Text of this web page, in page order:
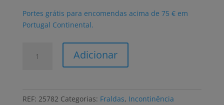
Portes grátis para encomendas acima de 75 € em
Portugal Continental.
Adicionar
REF: 25782 Categorias: Fraldas, Incontinência